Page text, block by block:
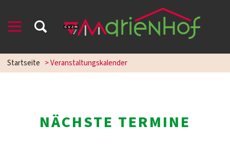
Startseite > Veranstaltungskalender
NÄCHSTE TERMINE